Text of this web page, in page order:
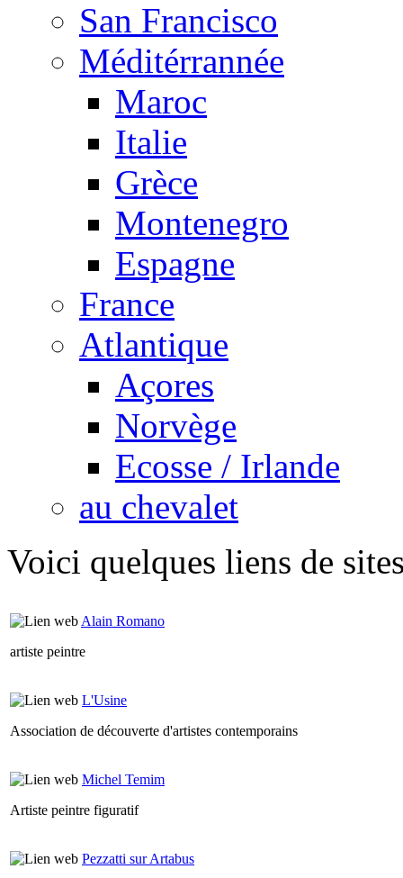
San Francisco
Méditérrannée
Maroc
Italie
Grèce
Montenegro
Espagne
France
Atlantique
Açores
Norvège
Ecosse / Irlande
au chevalet
Voici quelques liens de
Alain Romano
artiste peintre
L'Usine
Association de découverte d'artistes contemporains
Michel Temim
Artiste peintre figuratif
Pezzatti sur Artabus